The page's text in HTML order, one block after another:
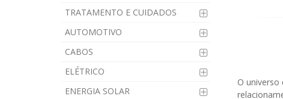
TRATAMENTO E CUIDADOS
AUTOMOTIVO
CABOS
ELÉTRICO
ENERGIA SOLAR
O